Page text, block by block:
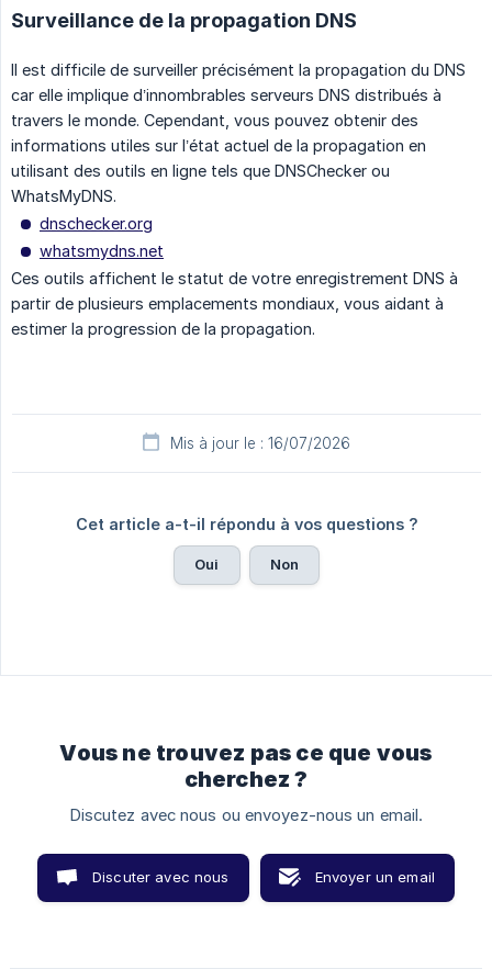
Surveillance de la propagation DNS
Il est difficile de surveiller précisément la propagation du DNS
car elle implique d’innombrables serveurs DNS distribués à
travers le monde. Cependant, vous pouvez obtenir des
informations utiles sur l’état actuel de la propagation en
utilisant des outils en ligne tels que DNSChecker ou
WhatsMyDNS.
dnschecker.org
whatsmydns.net
Ces outils affichent le statut de votre enregistrement DNS à
partir de plusieurs emplacements mondiaux, vous aidant à
estimer la progression de la propagation.
Mis à jour le : 16/07/2026
Cet article a-t-il répondu à vos questions ?
Oui Non
Vous ne trouvez pas ce que vous
cherchez ?
Discutez avec nous ou envoyez-nous un email.
Discuter avec nous Envoyer un email